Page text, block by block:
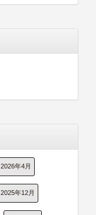
2026年4月
2025年12月